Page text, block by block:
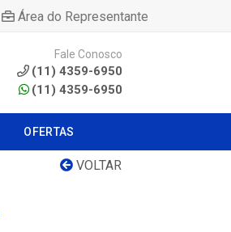
Área do Representante
Fale Conosco
(11) 4359-6950
(11) 4359-6950
OFERTAS
VOLTAR